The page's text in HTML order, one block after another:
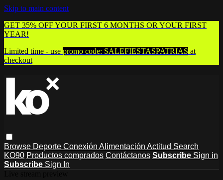
Skip to main content
GET 35% OFF YOUR FIRST 6 MONTHS OR YOUR FIRST
YEAR!
Limited time - use promo code: SALEFIESTASPATRIAS at
checkout
Browse Deporte Conexión Alimentación Actitud Search
KO90 Productos comprados Contáctanos Subscribe Sign in
Subscribe Sign In